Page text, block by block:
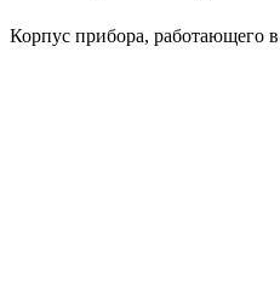
Корпус прибора, работающего